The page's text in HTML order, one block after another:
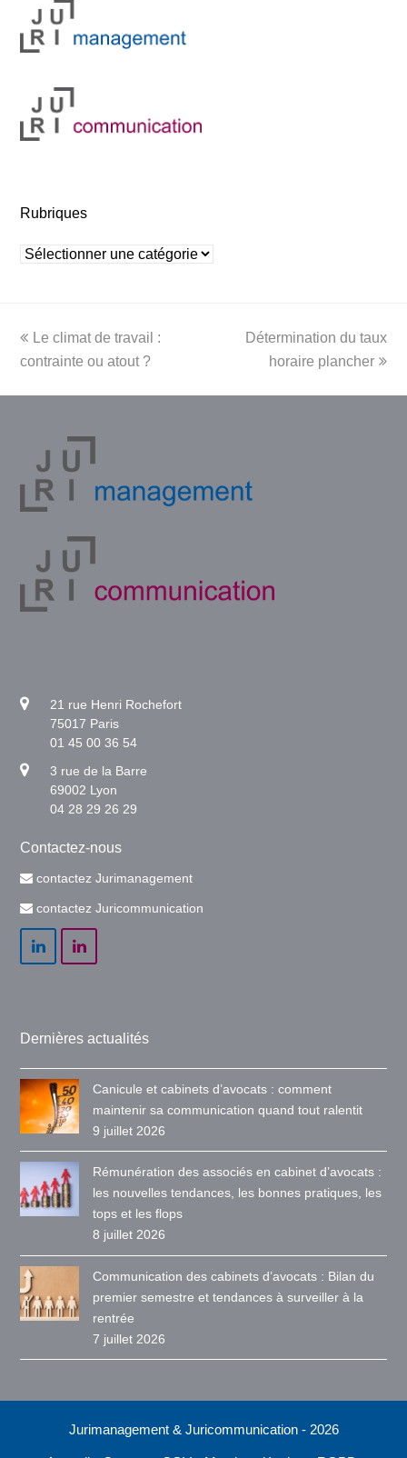
Rubriques
Rubriques
previous
post:
Le climat de travail :
contrainte ou atout ?
next
post:
Détermination du taux
horaire plancher
21 rue Henri Rochefort
75017 Paris
01 45 00 36 54
3 rue de la Barre
69002 Lyon
04 28 29 26 29
Contactez-nous
contactez Jurimanagement
contactez Juricommunication
LinkedInLinkedIn
Dernières actualités
Canicule et cabinets d’avocats : comment
maintenir sa communication quand tout ralentit
9 juillet 2026
Rémunération des associés en cabinet d’avocats :
les nouvelles tendances, les bonnes pratiques, les
tops et les flops
8 juillet 2026
Communication des cabinets d’avocats : Bilan du
premier semestre et tendances à surveiller à la
rentrée
7 juillet 2026
Jurimanagement & Juricommunication - 2026